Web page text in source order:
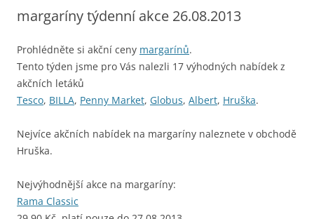
margaríny týdenní akce 26.08.2013
Prohlédněte si akční ceny margarínů.
Tento týden jsme pro Vás nalezli 17 výhodných nabídek z
akčních letáků
Tesco, BILLA, Penny Market, Globus, Albert, Hruška.
Nejvíce akčních nabídek na margaríny naleznete v obchodě
Hruška.
Nejvýhodnější akce na margaríny:
Rama Classic